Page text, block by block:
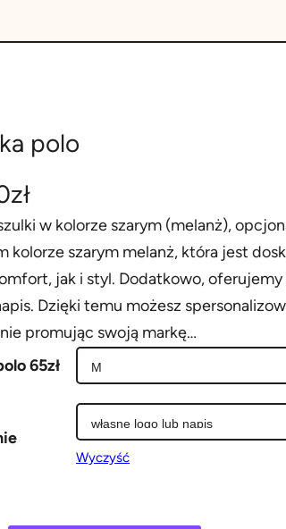
polo
zł
w kolorze szarym (melanż),
kolorze szarym melanż, która jest
jak i styl. Dodatkowo,
Dzięki temu możesz
promując swoją markę…
65zł
Wyczyść